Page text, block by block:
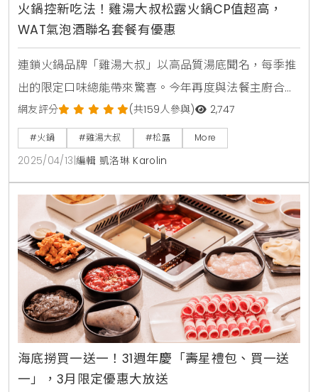
火鍋控新吃法！雞湯大叔松露火鍋CP值超高，
WAT氣泡酒聯名套餐有優惠
連鎖火鍋品牌「雞湯大叔」以高品質湯底聞名，每季推
出的限定口味總能帶來驚喜。今年再度與法餐主廚合
作，升級「松露旬鮮」系列，從湯頭到配料都融入濃郁
松露香氣，打造層次豐富的用餐體驗。更特別的是，這
次攜手人氣調酒品牌 WAT，推出期間限定「微醺時刻
套餐」，讓火鍋搭配氣泡雞尾酒，增添一絲奢華享受。
招牌松露野菇湯 × 香蒜麵包，絕配組合「松露野菇湯」
以招牌黃金雞湯為基底，加入松露與歐陸食材慢燉，香
氣濃郁而不膩
網友評分 (共159人參與) 2,747
#火鍋 #雞湯大叔 #松露 More
2025/04/13 編輯 凱洛琳 Karolin
海底撈買一送一！31週年慶「壽星禮包、買一送
一」，3月限定優惠大放送